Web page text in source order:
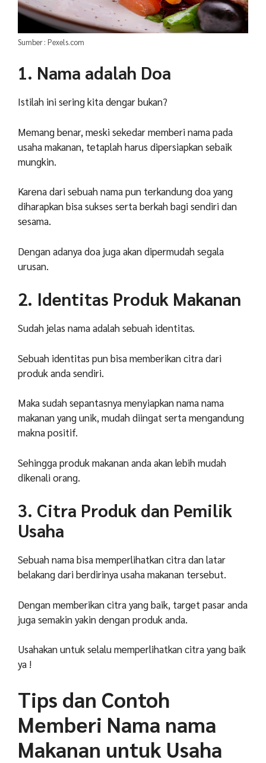
Sumber : Pexels.com
1. Nama adalah Doa
Istilah ini sering kita dengar bukan?
Memang benar, meski sekedar memberi nama pada
usaha makanan, tetaplah harus dipersiapkan sebaik
mungkin.
Karena dari sebuah nama pun terkandung doa yang
diharapkan bisa sukses serta berkah bagi sendiri dan
sesama.
Dengan adanya doa juga akan dipermudah segala
urusan.
2. Identitas Produk Makanan
Sudah jelas nama adalah sebuah identitas.
Sebuah identitas pun bisa memberikan citra dari
produk anda sendiri.
Maka sudah sepantasnya menyiapkan nama nama
makanan yang unik, mudah diingat serta mengandung
makna positif.
Sehingga produk makanan anda akan lebih mudah
dikenali orang.
3. Citra Produk dan Pemilik
Usaha
Sebuah nama bisa memperlihatkan citra dan latar
belakang dari berdirinya usaha makanan tersebut.
Dengan memberikan citra yang baik, target pasar anda
juga semakin yakin dengan produk anda.
Usahakan untuk selalu memperlihatkan citra yang baik
ya !
Tips dan Contoh
Memberi Nama nama
Makanan untuk Usaha